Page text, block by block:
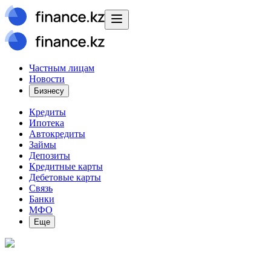
Частным лицам
Новости
Бизнесу
Кредиты
Ипотека
Автокредиты
Займы
Депозиты
Кредитные карты
Дебетовые карты
Связь
Банки
МФО
Еще